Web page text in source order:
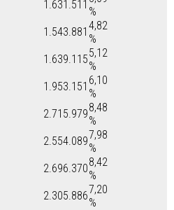
1.631.511
%
1.543.881 4,82
%
1.639.1155,12
%
1.953.151 6,10
%
2.715.9798,48
%
2.554.0897,98
%
2.696.3708,42
%
2.305.8867,20
%